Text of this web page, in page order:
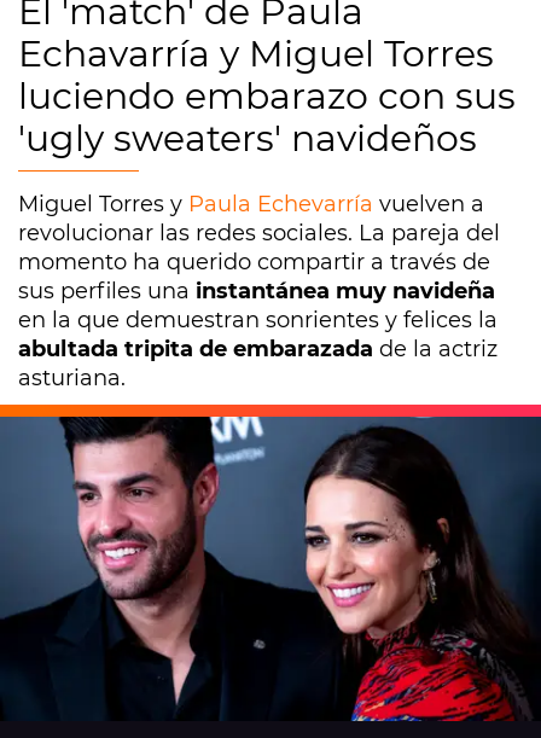
El 'match' de Paula
Echavarría y Miguel Torres
luciendo embarazo con sus
'ugly sweaters' navideños
Miguel Torres y Paula Echevarría vuelven a
revolucionar las redes sociales. La pareja del
momento ha querido compartir a través de
sus perfiles una instantánea muy navideña
en la que demuestran sonrientes y felices la
abultada tripita de embarazada de la actriz
asturiana.